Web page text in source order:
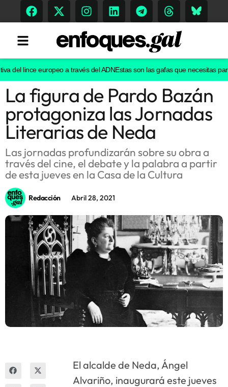
Tendencias
Memoria Histórica
Gastronomía
Escenarios
Sostenibilidad
Innova
del lince europeo a través del ADNEstas son las gafas que necesitas para
La figura de Pardo Bazán
protagoniza las Jornadas
Literarias de Neda
Las jornadas profundizarán sobre su obra a
través del cine, el debate y la palabra a partir
de esta jueves en la Casa de la Cultura
Redacción Abril 28, 2021
El alcalde de Neda, Ángel
Alvariño, inaugurará este jueves